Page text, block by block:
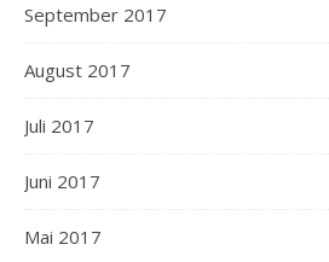
September 2017
August 2017
Juli 2017
Juni 2017
Mai 2017